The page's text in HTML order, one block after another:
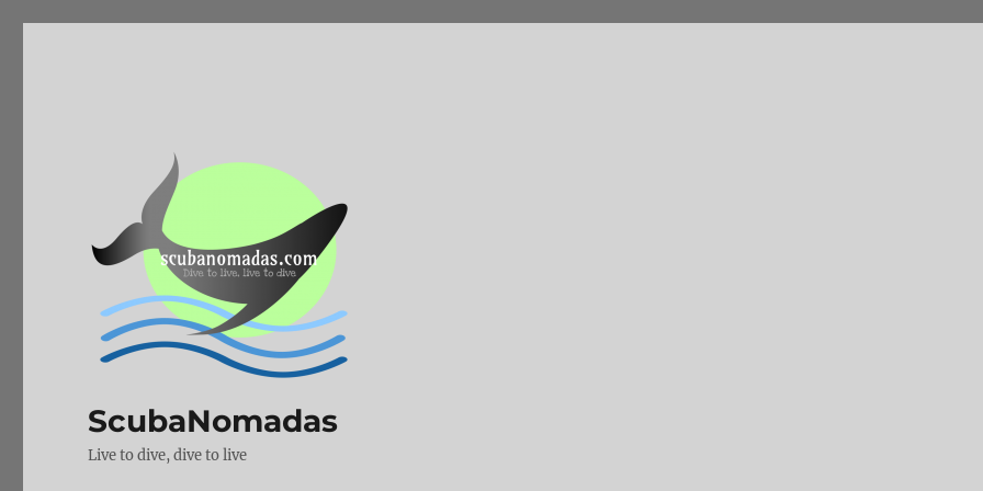
ScubaNomadas
Live to dive, dive to live